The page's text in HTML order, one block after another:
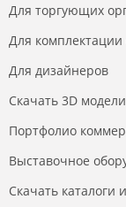
Для торгующих
Для комплектации
Для дизайнеров
Скачать 3D
Портфолио
Выставочное
Скачать каталоги